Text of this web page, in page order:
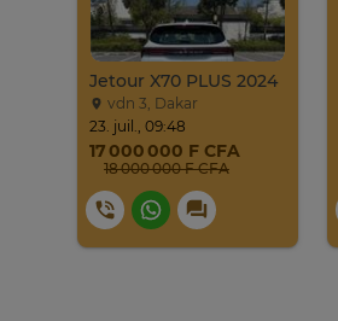
Jetour X70 PLUS 2024
vdn 3, Dakar
23. juil., 09:48
17 000 000 F CFA
18 000 000 F CFA